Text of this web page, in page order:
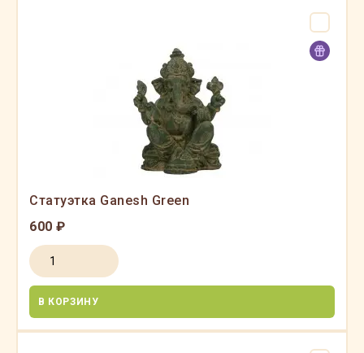
Статуэтка Ganesh Green
600 ₽
В КОРЗИНУ